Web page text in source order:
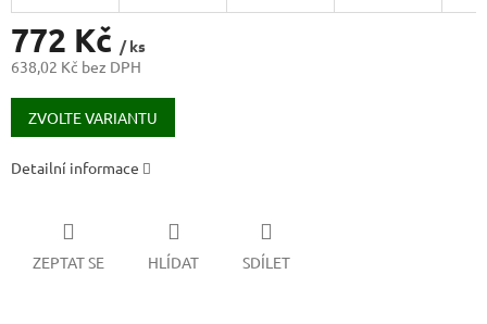
772 Kč / ks
638,02 Kč bez DPH
Měrná
cena:
ZVOLTE VARIANTU
Detailní informace
ZEPTAT SE HLÍDAT SDÍLET